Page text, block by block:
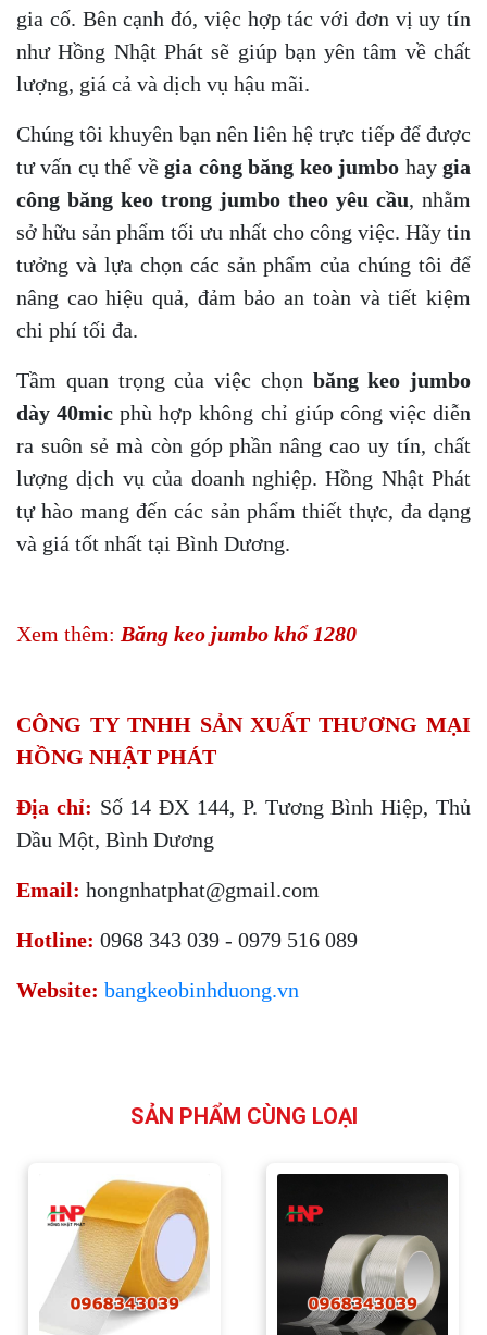
gia cố. Bên cạnh đó, việc hợp tác với đơn vị uy tín
như Hồng Nhật Phát sẽ giúp bạn yên tâm về chất
lượng, giá cả và dịch vụ hậu mãi.
Chúng tôi khuyên bạn nên liên hệ trực tiếp để được
tư vấn cụ thể vềgia công băng keo jumbo haygia
công băng keo trong jumbo theo yêu cầu, nhằm
sở hữu sản phẩm tối ưu nhất cho công việc. Hãy tin
tưởng và lựa chọn các sản phẩm của chúng tôi để
nâng cao hiệu quả, đảm bảo an toàn và tiết kiệm
chi phí tối đa.
Tầm quan trọng của việc chọn băng keo jumbo
dày 40mic phù hợp không chỉ giúp công việc diễn
ra suôn sẻ mà còn góp phần nâng cao uy tín, chất
lượng dịch vụ của doanh nghiệp. Hồng Nhật Phát
tự hào mang đến các sản phẩm thiết thực, đa dạng
và giá tốt nhất tại Bình Dương.
Xem thêm: Băng keo jumbo khổ 1280
CÔNG TY TNHH SẢN XUẤT THƯƠNG MẠI
HỒNG NHẬT PHÁT
Địa chỉ: Số 14 ĐX 144, P. Tương Bình Hiệp, Thủ
Dầu Một, Bình Dương
Email: hongnhatphat@gmail.com
Hotline: 0968 343 039 - 0979 516 089
Website: bangkeobinhduong.vn
SẢN PHẨM CÙNG LOẠI